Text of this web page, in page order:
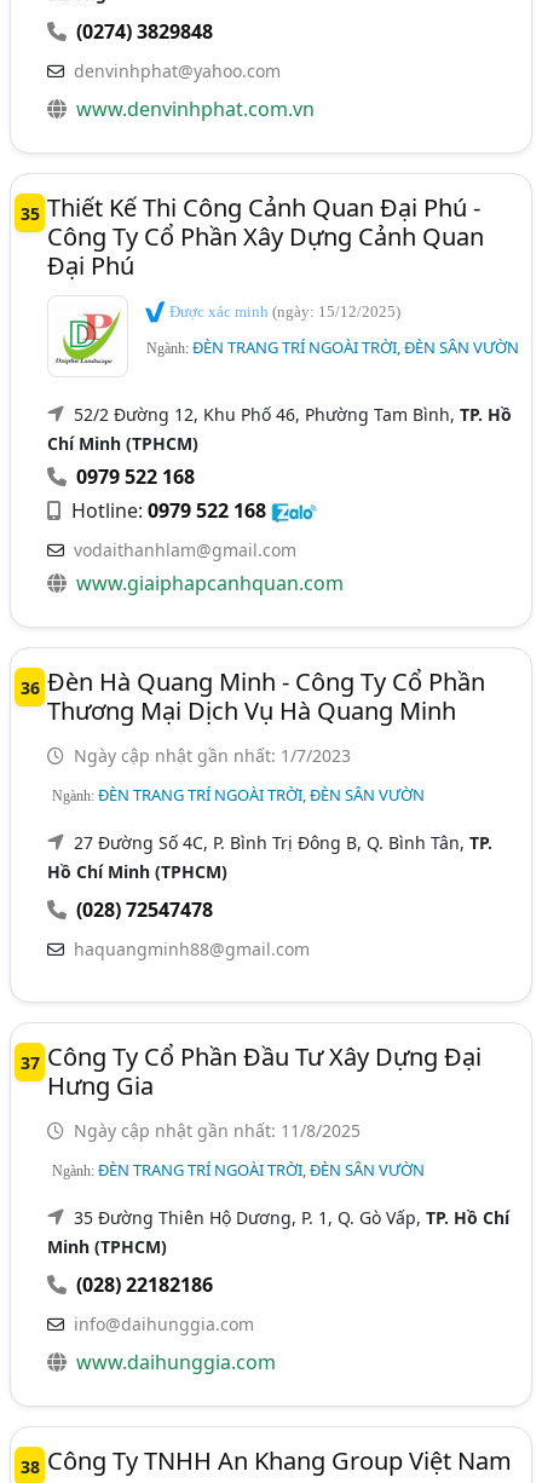
(0274) 3829848
denvinhphat@yahoo.com
www.denvinhphat.com.vn
35 Thiết Kế Thi Công Cảnh Quan Đại Phú -
Công Ty Cổ Phần Xây Dựng Cảnh Quan
Đại Phú
Được xác minh(ngày: 15/12/2025)
Ngành:ĐÈN TRANG TRÍ NGOÀI TRỜI, ĐÈN SÂN VƯỜN
52/2 Đường 12, Khu Phố 46, Phường Tam Bình,TP. Hồ
Chí Minh (TPHCM)
0979 522 168
Hotline:0979 522 168
vodaithanhlam@gmail.com
www.giaiphapcanhquan.com
36 Đèn Hà Quang Minh - Công Ty Cổ Phần
Thương Mại Dịch Vụ Hà Quang Minh
Ngày cập nhật gần nhất: 1/7/2023
Ngành:ĐÈN TRANG TRÍ NGOÀI TRỜI, ĐÈN SÂN VƯỜN
27 Đường Số 4C, P. Bình Trị Đông B, Q. Bình Tân,TP.
Hồ Chí Minh (TPHCM)
(028) 72547478
haquangminh88@gmail.com
37 Công Ty Cổ Phần Đầu Tư Xây Dựng Đại
Hưng Gia
Ngày cập nhật gần nhất: 11/8/2025
Ngành:ĐÈN TRANG TRÍ NGOÀI TRỜI, ĐÈN SÂN VƯỜN
35 Đường Thiên Hộ Dương, P. 1, Q. Gò Vấp,TP. Hồ Chí
Minh (TPHCM)
(028) 22182186
info@daihunggia.com
www.daihunggia.com
38 Công Ty TNHH An Khang Group Việt Nam